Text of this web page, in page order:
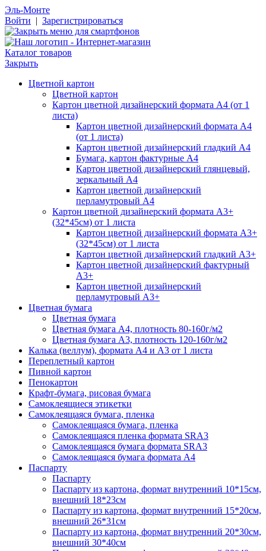
Эль-Монте
Войти | Зарегистрироваться
Каталог товаров
Закрыть
Цветной картон
Цветной картон
Картон цветной дизайнерский формата А4 (от 1
листа)
Картон цветной дизайнерский формата А4
(от 1 листа)
Картон цветной дизайнерский гладкий А4
Бумага, картон фактурные А4
Картон цветной дизайнерский глянцевый,
зеркальный А4
Картон цветной дизайнерский
перламутровый А4
Картон цветной дизайнерский формата А3+
(32*45см) от 1 листа
Картон цветной дизайнерский формата А3+
(32*45см) от 1 листа
Картон цветной дизайнерский гладкий А3+
Картон цветной дизайнерский фактурный
А3+
Картон цветной дизайнерский
перламутровый А3+
Цветная бумага
Цветная бумага
Цветная бумага А4, плотность 80-160г/м2
Цветная бумага А3, плотность 120-160г/м2
Калька (веллум), формата А4 и А3 от 1 листа
Переплетный картон
Пивной картон
Пенокартон
Крафт-бумага, рисовая бумага
Самоклеящиеся этикетки
Самоклеящаяся бумага, пленка
Самоклеящаяся бумага, пленка
Самоклеящаяся пленка формата SRА3
Самоклеящаяся бумага формата SRА3
Самоклеящаяся бумага формата А4
Паспарту
Паспарту
Паспарту из картона, формат внутренний 10*15см,
внешний 18*23см
Паспарту из картона, формат внутренний 15*20см,
внешний 26*31см
Паспарту из картона, формат внутренний 20*30см,
внешний 30*40см